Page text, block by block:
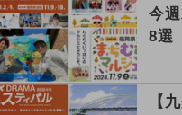
今
8選
【